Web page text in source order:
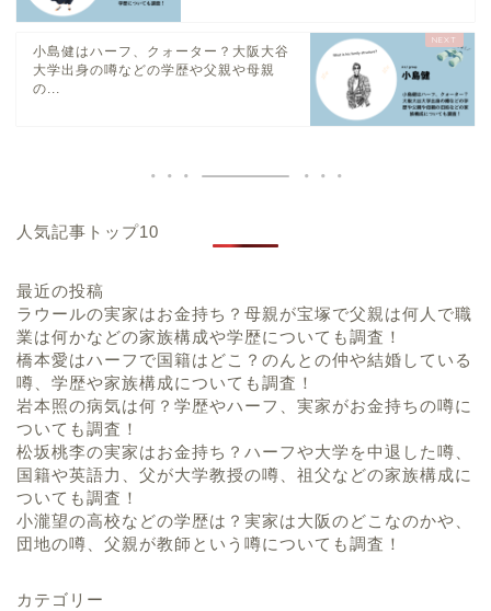
小島健はハーフ、クォーター？大阪大谷
大学出身の噂などの学歴や父親や母親
の...
人気記事トップ10
最近の投稿
ラウールの実家はお金持ち？母親が宝塚で父親は何人で職
業は何かなどの家族構成や学歴についても調査！
橋本愛はハーフで国籍はどこ？のんとの仲や結婚している
噂、学歴や家族構成についても調査！
岩本照の病気は何？学歴やハーフ、実家がお金持ちの噂に
ついても調査！
松坂桃李の実家はお金持ち？ハーフや大学を中退した噂、
国籍や英語力、父が大学教授の噂、祖父などの家族構成に
ついても調査！
小瀧望の高校などの学歴は？実家は大阪のどこなのかや、
団地の噂、父親が教師という噂についても調査！
カテゴリー